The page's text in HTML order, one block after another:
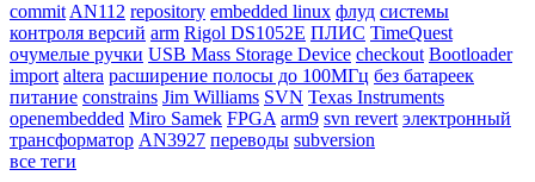
commitAN112 repository embedded linux флуд системы
контроля версий arm Rigol DS1052E ПЛИС TimeQuest
очумелые ручки USB Mass Storage Device checkout Bootloader
import altera расширение полосы до 100МГц без батареек
питание constrains Jim Williams SVN Texas Instruments
openembedded Miro Samek FPGA arm9 svn revert электронный
трансформатор AN3927 переводы subversion
все теги